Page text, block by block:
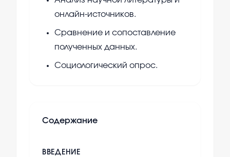
онлайн-источников.
Сравнение и сопоставление
полученных данных.
Социологический опрос.
Содержание
ВВЕДЕНИЕ